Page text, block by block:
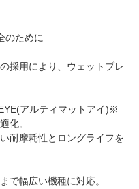
のために
採用により、ウェットブレ
アルティマットアイ)※
化。
耐摩耗性とロングライフを
で幅広い機種に対応。